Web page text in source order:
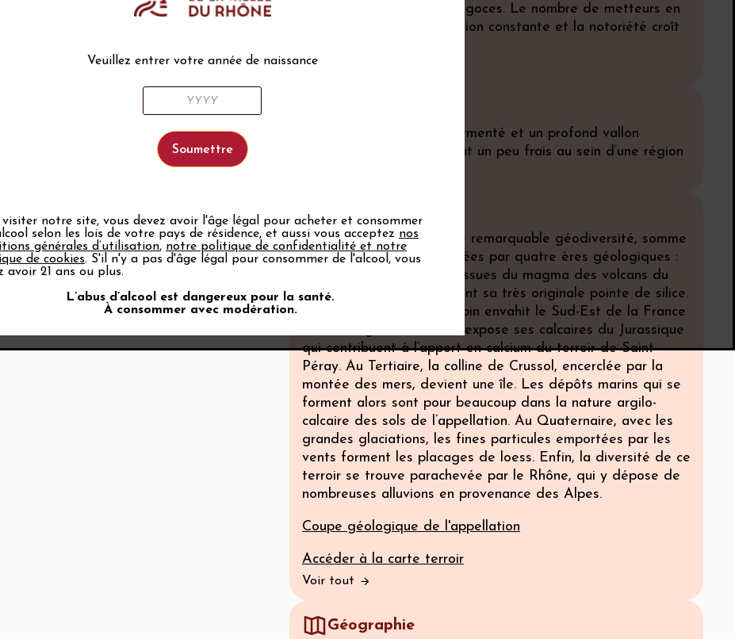
voit venir de nouveaux négoces. Le nombre de metteurs en
marché est en augmentation constante et la notoriété croît
Voir tout
Ses coteaux au relief tourmenté et un profond vallon
provoquent un micro-climat un peu frais au sein d’une région
Sol
Son terroir s’enrichit d’une remarquable géodiversité, somme
des modifications entrainées par quatre ères géologiques :
au Primaire, les granites issues du magma des volcans du
Massif central lui apportent sa très originale pointe de silice.
Au Secondaire, l’océan alpin envahit le Sud-Est de la France
: la montagne de Crussol expose ses calcaires du Jurassique
qui contribuent à l’apport en calcium du terroir de Saint-
Péray. Au Tertiaire, la colline de Crussol, encerclée par la
montée des mers, devient une île. Les dépôts marins qui se
forment alors sont pour beaucoup dans la nature argilo-
calcaire des sols de l’appellation. Au Quaternaire, avec les
grandes glaciations, les fines particules emportées par les
vents forment les placages de loess. Enfin, la diversité de ce
terroir se trouve parachevée par le Rhône, qui y dépose de
nombreuses alluvions en provenance des Alpes.
Coupe géologique de l'appellation
Accéder à la carte terroir
Voir tout
Géographie
Veuillez entrer votre année de naissance
visiter notre site, vous devez avoir l'âge légal pour acheter et consommer
selon les lois de votre pays de résidence, et aussi vous acceptez nos
générales d’utilisation, notre politique de confidentialité et notre
de cookies. S'il n'y a pas d'âge légal pour consommer de l'alcool, vous
avoir 21 ans ou plus.
L’abus d’alcool est dangereux pour la santé.
À consommer avec modération.